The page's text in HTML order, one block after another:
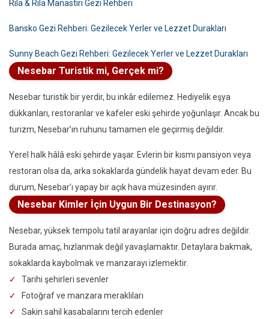
Rila & Rila Manastırı Gezi Rehberi
Bansko Gezi Rehberi: Gezilecek Yerler ve Lezzet Durakları
Sunny Beach Gezi Rehberi: Gezilecek Yerler ve Lezzet Durakları
Nesebar Turistik mi, Gerçek mi?
Nesebar turistik bir yerdir, bu inkâr edilemez. Hediyelik eşya
dükkanları, restoranlar ve kafeler eski şehirde yoğunlaşır. Ancak bu
turizm, Nesebar’ın ruhunu tamamen ele geçirmiş değildir.
Yerel halk hâlâ eski şehirde yaşar. Evlerin bir kısmı pansiyon veya
restoran olsa da, arka sokaklarda gündelik hayat devam eder. Bu
durum, Nesebar’ı yapay bir açık hava müzesinden ayırır.
Nesebar Kimler İçin Uygun Bir Destinasyon?
Nesebar, yüksek tempolu tatil arayanlar için doğru adres değildir.
Burada amaç, hızlanmak değil yavaşlamaktır. Detaylara bakmak,
sokaklarda kaybolmak ve manzarayı izlemektir.
Tarihi şehirleri sevenler
Fotoğraf ve manzara meraklıları
Sakin sahil kasabalarını tercih edenler